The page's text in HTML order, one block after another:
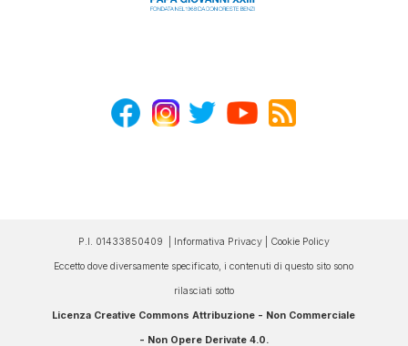
P.I. 01433850409 | Informativa Privacy| Cookie Policy
Eccetto dove diversamente specificato, i contenuti di questo sito sono
rilasciati sotto
Licenza Creative Commons Attribuzione - Non Commerciale
- Non Opere Derivate 4.0.